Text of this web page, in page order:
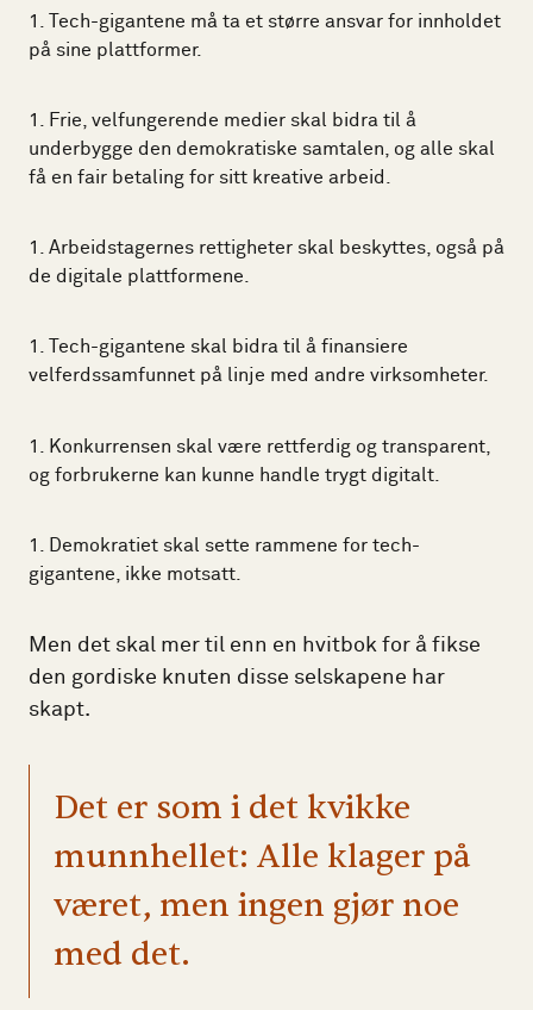
Tech-gigantene må ta et større ansvar for innholdet
på sine plattformer.
Frie, velfungerende medier skal bidra til å
underbygge den demokratiske samtalen, og alle skal
få en fair betaling for sitt kreative arbeid.
Arbeidstagernes rettigheter skal beskyttes, også på
de digitale plattformene.
Tech-gigantene skal bidra til å finansiere
velferdssamfunnet på linje med andre virksomheter.
Konkurrensen skal være rettferdig og transparent,
og forbrukerne kan kunne handle trygt digitalt.
Demokratiet skal sette rammene for tech-
gigantene, ikke motsatt.
Men det skal mer til enn en hvitbok for å fikse
den gordiske knuten disse selskapene har
skapt.
Det er som i det kvikke
munnhellet: Alle klager på
været, men ingen gjør noe
med det.